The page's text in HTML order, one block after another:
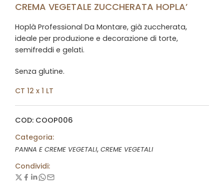
CREMA VEGETALE ZUCCHERATA HOPLA’
Hoplà Professional Da Montare, già zuccherata,
ideale per produzione e decorazione di torte,
semifreddi e gelati.
Senza glutine.
CT 12 x 1 LT
COD: COOP006
Categoria:
PANNA E CREME VEGETALI, CREME VEGETALI
Condividi: